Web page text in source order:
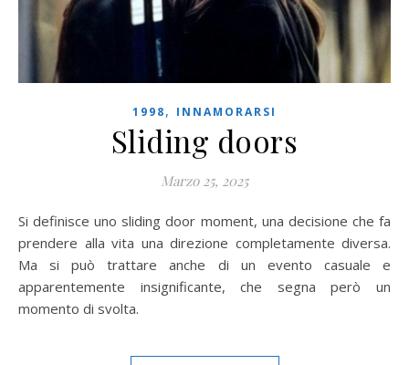
1998, INNAMORARSI
Sliding doors
Marzo 25, 2025
Si definisce uno sliding door moment, una decisione che fa
prendere alla vita una direzione completamente diversa.
Ma si può trattare anche di un evento casuale e
apparentemente insignificante, che segna però un
momento di svolta.